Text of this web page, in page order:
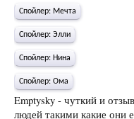
Спойлер: Мечта
Спойлер: Элли
Спойлер: Нина
Спойлер: Ома
Emptysky - чуткий и
людей такими какие они